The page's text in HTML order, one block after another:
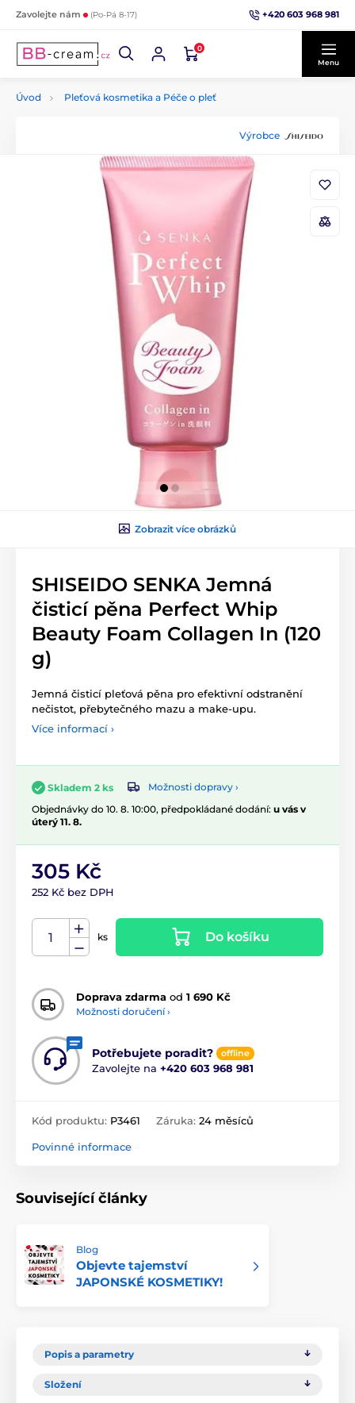
Zavolejte nám (Po-Pá 8-17) +420 603 968 981
0
Menu
Úvod Pleťová kosmetika a Péče o pleť
Výrobce
Zobrazit více obrázků
SHISEIDO SENKA Jemná
čisticí pěna Perfect Whip
Beauty Foam Collagen In (120
g)
Jemná čisticí pleťová pěna pro efektivní odstranění
nečistot, přebytečného mazu a make-upu.
Více informací ›
Skladem 2 ks
Možnosti dopravy ›
Objednávky do 10. 8. 10:00, předpokládané dodání: u vás v
úterý 11. 8.
305 Kč
252 Kč bez DPH
ks Do košíku
Doprava zdarma od 1 690 Kč
Možnosti doručení ›
Potřebujete poradit? offline
Zavolejte na +420 603 968 981
Kód produktu: P3461 Záruka: 24 měsíců
Povinné informace
Související články
Blog
Objevte tajemství
JAPONSKÉ KOSMETIKY!
Popis a parametry
Složení